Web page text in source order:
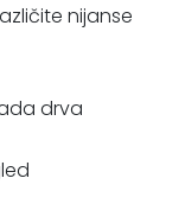
nijanse
drva